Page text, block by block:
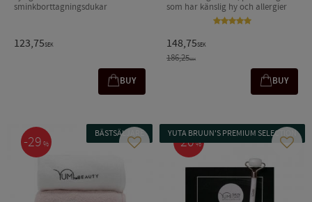
sminkborttagningsdukar
123,75SEK
BUY
som har känslig hy och allergier
148,75SEK
186,25SEK
BUY
29 %
BÄSTSÄLJARE
Add to favorites
20%
YUTA BRUUN'S PREMIUM SELECTION
Add